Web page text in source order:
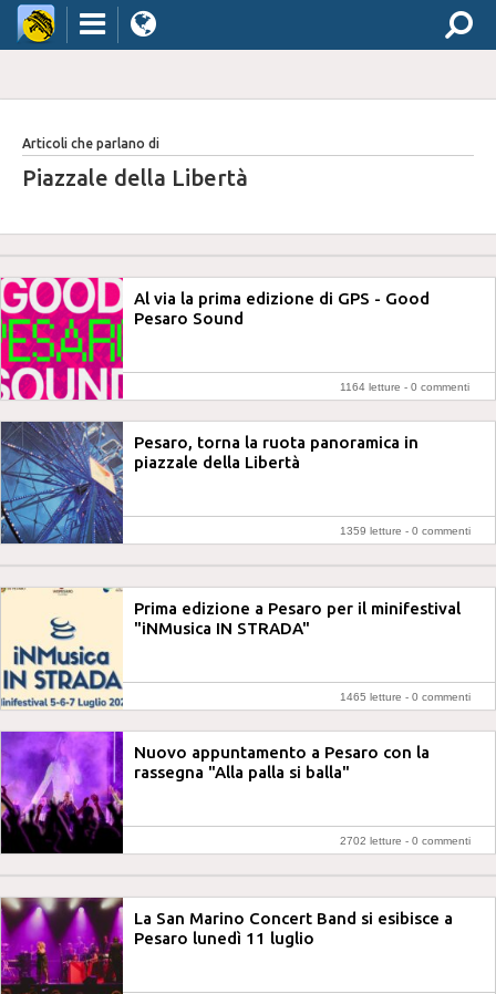
Articoli che parlano di
Piazzale della Libertà
Al via la prima edizione di GPS - Good
Pesaro Sound
1164 letture - 0 commenti
Pesaro, torna la ruota panoramica in
piazzale della Libertà
1359 letture - 0 commenti
Prima edizione a Pesaro per il minifestival
"iNMusica IN STRADA"
1465 letture - 0 commenti
Nuovo appuntamento a Pesaro con la
rassegna "Alla palla si balla"
2702 letture - 0 commenti
La San Marino Concert Band si esibisce a
Pesaro lunedì 11 luglio